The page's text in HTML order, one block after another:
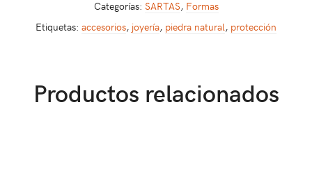
Categorías: SARTAS, Formas
Etiquetas: accesorios, joyería, piedra natural, protección
Productos relacionados